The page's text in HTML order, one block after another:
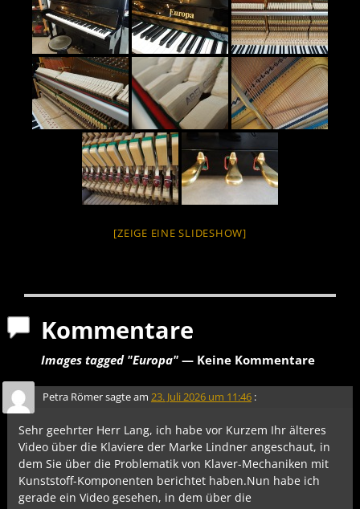
[ZEIGE EINE SLIDESHOW]
Kommentare
Images tagged "Europa"— Keine Kommentare
Petra Römersagte am 23. Juli 2026 um 11:46 :
Sehr geehrter Herr Lang, ich habe vor Kurzem Ihr älteres
Video über die Klaviere der Marke Lindner angeschaut, in
dem Sie über die Problematik von Klaver-Mechaniken mit
Kunststoff-Komponenten berichtet haben.Nun habe ich
gerade ein Video gesehen, in dem über die